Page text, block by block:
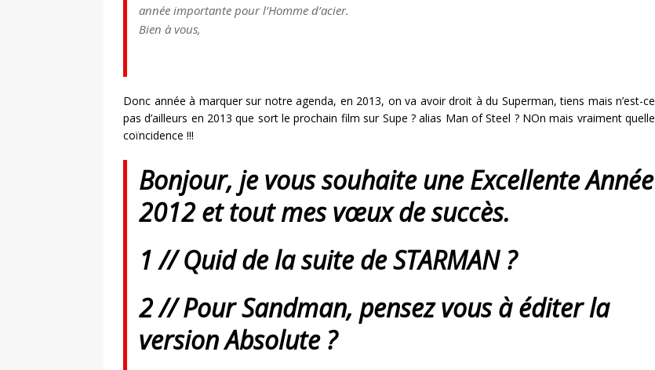
année importante pour l’Homme d’acier.
Bien à vous,
Donc année à marquer sur notre agenda, en 2013, on va avoir droit à du Superman, tiens mais n’est-ce
pas d’ailleurs en 2013 que sort le prochain film sur Supe ? alias Man of Steel ? NOn mais vraiment quelle
coïncidence !!!
Bonjour, je vous souhaite une Excellente Année
2012 et tout mes vœux de succès.
1 // Quid de la suite de STARMAN ?
2 // Pour Sandman, pensez vous à éditer la
version Absolute ?